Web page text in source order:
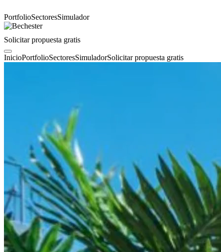
PortfolioSectoresSimulador
Solicitar propuesta gratis
InicioPortfolioSectoresSimuladorSolicitar propuesta gratis